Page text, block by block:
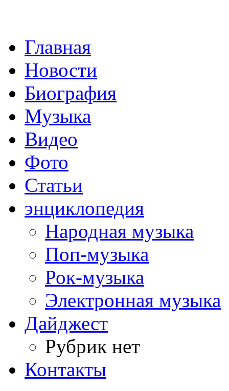
Главная
Новости
Биография
Музыка
Видео
Фото
Статьи
энциклопедия
Народная музыка
Поп-музыка
Рок-музыка
Электронная музыка
Дайджест
Рубрик нет
Контакты